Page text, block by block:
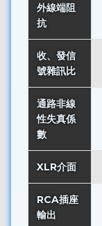
外線端阻
抗
收、發信
號雜訊比
通路非線
性失真係
數
XLR介面
RCA插座
輸出